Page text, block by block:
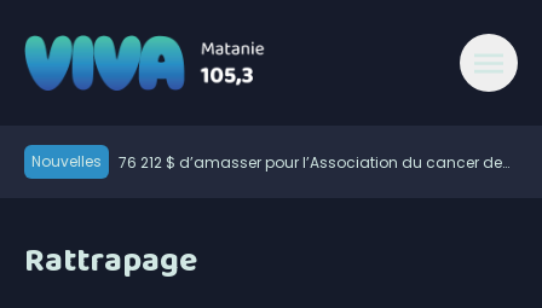
Nouvelles
76 212 $ d’amasser pour l’Association du cancer de
Des citoyens souhaitent que le marché public soit
Rattrapage